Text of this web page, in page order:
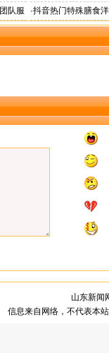
队服
·抖音热门特殊膳食
牌加工
山东新闻
信息来自网络，不代表本